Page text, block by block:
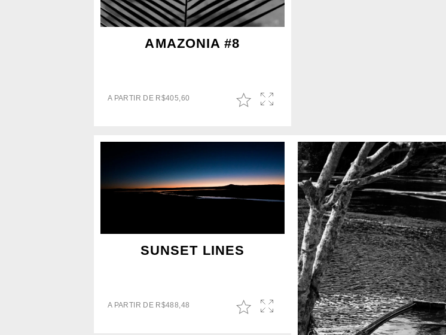
AMAZONIA #8
A PARTIR DE R$405,60
SUNSET LINES
A PARTIR DE R$488,48